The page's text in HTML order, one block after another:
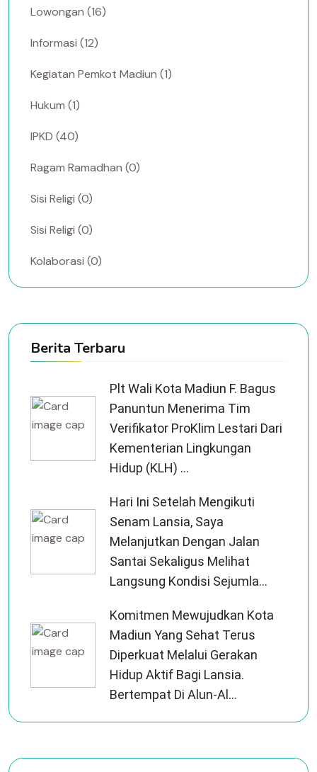
Lowongan (16)
Informasi (12)
Kegiatan Pemkot Madiun (1)
Hukum (1)
IPKD (40)
Ragam Ramadhan (0)
Sisi Religi (0)
Sisi Religi (0)
Kolaborasi (0)
Berita Terbaru
Plt Wali Kota Madiun F. Bagus
Panuntun Menerima Tim
Verifikator ProKlim Lestari Dari
Kementerian Lingkungan
Hidup (KLH) ...
Hari Ini Setelah Mengikuti
Senam Lansia, Saya
Melanjutkan Dengan Jalan
Santai Sekaligus Melihat
Langsung Kondisi Sejumla...
Komitmen Mewujudkan Kota
Madiun Yang Sehat Terus
Diperkuat Melalui Gerakan
Hidup Aktif Bagi Lansia.
Bertempat Di Alun-Al...